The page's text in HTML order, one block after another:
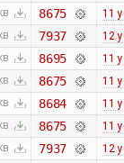
8675 11
7937 12
8695 11
8675 11
8684 11
8675 11
7937 12